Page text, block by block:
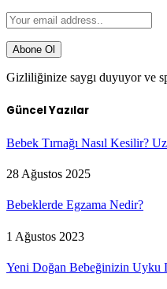
Gizliliğinize saygı duyuyor ve
Güncel Yazılar
Bebek Tırnağı Nasıl Kesilir?
28 Ağustos 2025
Bebeklerde Egzama Nedir?
1 Ağustos 2023
Yeni Doğan Bebeğinizin Uyku